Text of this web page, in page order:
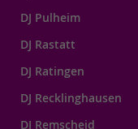
DJ Pulheim
DJ Rastatt
DJ Ratingen
DJ Recklinghausen
DJ Remscheid